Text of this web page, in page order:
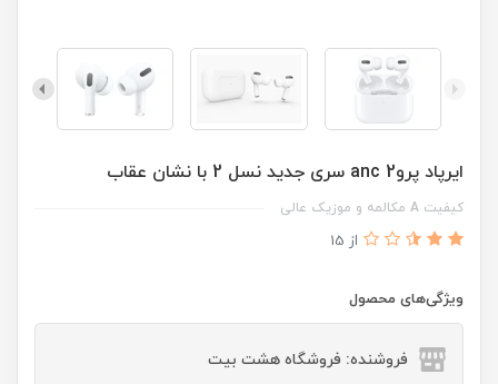
ایرپاد پرو2 anc سری جدید نسل 2 با نشان عقاب
کیفیت A مکالمه و موزیک عالی
از 15
ویژگی‌های محصول
فروشنده: فروشگاه هشت بیت